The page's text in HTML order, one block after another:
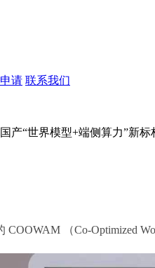
请 联系我们
产“世界模型+端侧算力”新标
（Co-Optimized